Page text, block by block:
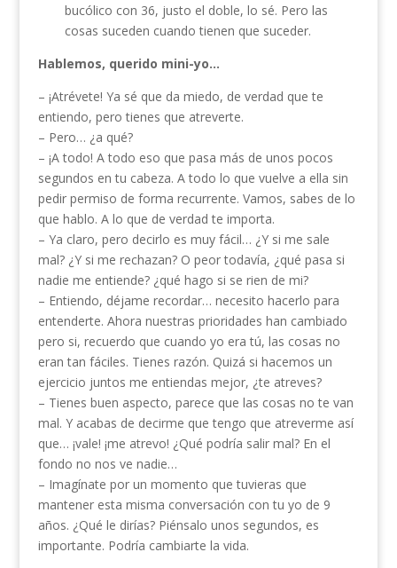
bucólico con 36, justo el doble, lo sé. Pero las
cosas suceden cuando tienen que suceder.
Hablemos, querido mini-yo…
– ¡Atrévete! Ya sé que da miedo, de verdad que te
entiendo, pero tienes que atreverte.
– Pero… ¿a qué?
– ¡A todo! A todo eso que pasa más de unos pocos
segundos en tu cabeza. A todo lo que vuelve a ella sin
pedir permiso de forma recurrente. Vamos, sabes de lo
que hablo. A lo que de verdad te importa.
– Ya claro, pero decirlo es muy fácil… ¿Y si me sale
mal? ¿Y si me rechazan? O peor todavía, ¿qué pasa si
nadie me entiende? ¿qué hago si se rien de mi?
– Entiendo, déjame recordar… necesito hacerlo para
entenderte. Ahora nuestras prioridades han cambiado
pero si, recuerdo que cuando yo era tú, las cosas no
eran tan fáciles. Tienes razón. Quizá si hacemos un
ejercicio juntos me entiendas mejor, ¿te atreves?
– Tienes buen aspecto, parece que las cosas no te van
mal. Y acabas de decirme que tengo que atreverme así
que… ¡vale! ¡me atrevo! ¿Qué podría salir mal? En el
fondo no nos ve nadie…
– Imagínate por un momento que tuvieras que
mantener esta misma conversación con tu yo de 9
años. ¿Qué le dirías? Piénsalo unos segundos, es
importante. Podría cambiarte la vida.